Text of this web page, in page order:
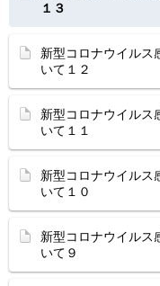
１３
新型コロナウイルス
いて１２
新型コロナウイルス
いて１１
新型コロナウイルス
いて１０
新型コロナウイルス
いて９